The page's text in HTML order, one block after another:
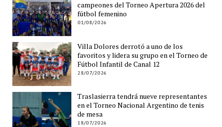
campeones del Torneo Apertura 2026 del
fútbol femenino
01/08/2026
Villa Dolores derrotó a uno de los
favoritos y lidera su grupo en el Torneo de
Fútbol Infantil de Canal 12
28/07/2026
Traslasierra tendrá nueve representantes
en el Torneo Nacional Argentino de tenis
de mesa
18/07/2026